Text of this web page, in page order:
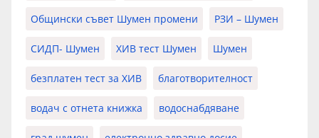
Общински съвет Шумен промени РЗИ – Шумен
СИДП- Шумен ХИВ тест Шумен Шумен
безплатен тест за ХИВ благотворителност
водач с отнета книжка водоснабдяване